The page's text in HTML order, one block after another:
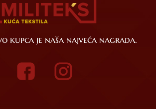
kupca je naša najveća nagrada.